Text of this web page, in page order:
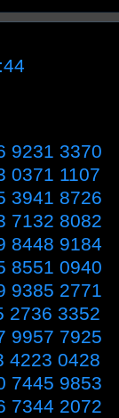
9231 3370
0371 1107
3941 8726
7132 8082
8448 9184
8551 0940
9385 2771
2736 3352
9957 7925
4223 0428
7445 9853
7344 2072